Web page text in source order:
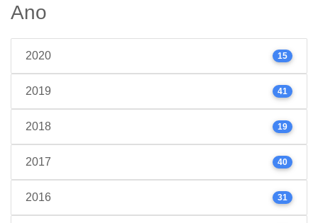
Ano
2020 15
2019 41
2018 19
2017 40
2016 31